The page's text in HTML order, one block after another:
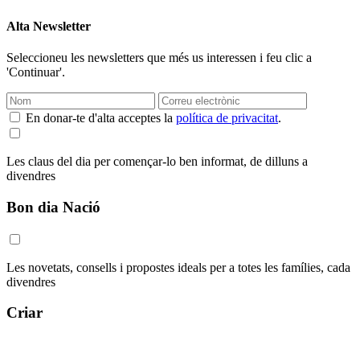
Alta Newsletter
Seleccioneu les newsletters que més us interessen i feu clic a
'Continuar'.
En donar-te d'alta acceptes la política de privacitat.
Les claus del dia per començar-lo ben informat, de dilluns a
divendres
Bon dia Nació
Les novetats, consells i propostes ideals per a totes les famílies, cada
divendres
Criar